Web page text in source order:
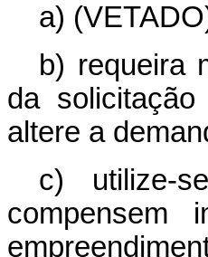
a)
b) requeira
da
altere a
c) utilize-
compensem